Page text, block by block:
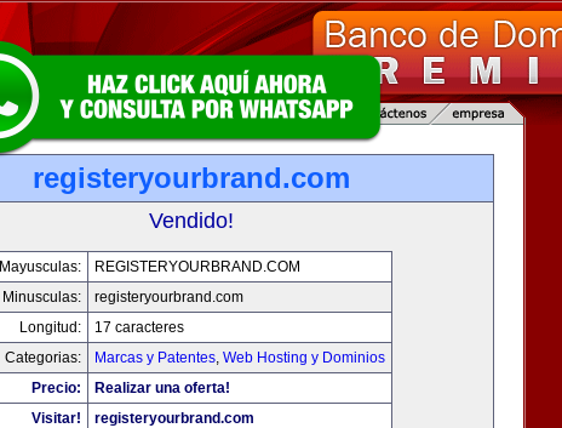
registeryourbrand.com
Vendido!
Mayusculas:
REGISTERYOURBRAND.COM
Minusculas:
registeryourbrand.com
Longitud:
17 caracteres
Categorias:
Marcas y Patentes, Web Hosting y Dominios
Precio:
Realizar una oferta!
Visitar!
registeryourbrand.com